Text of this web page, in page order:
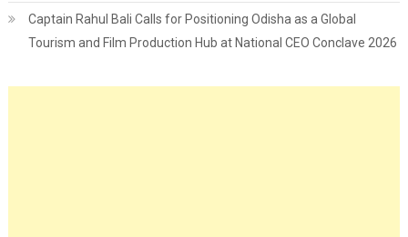
Captain Rahul Bali Calls for Positioning Odisha as a Global
Tourism and Film Production Hub at National CEO Conclave 2026